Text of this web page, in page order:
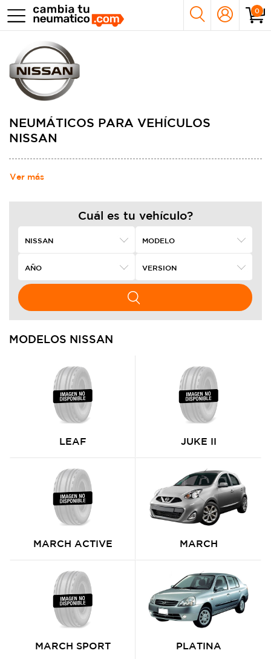
0
NEUMÁTICOS PARA VEHÍCULOS
NISSAN
Ver más
Cuál es tu vehículo?
MODELOS NISSAN
LEAF JUKE II
MARCH ACTIVE MARCH
MARCH SPORT PLATINA